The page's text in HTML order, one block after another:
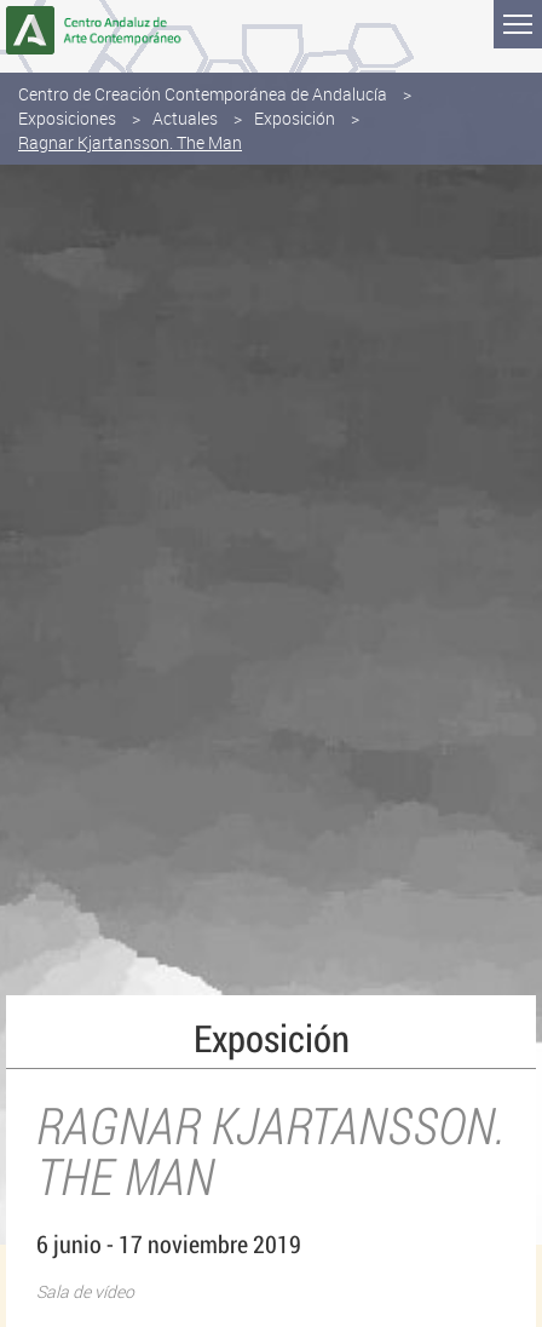
Saltar al contenido
Centro de Creación Contemporánea de Andalucía
Exposiciones
Actuales
Exposición
Ragnar Kjartansson. The Man
Exposición
RAGNAR KJARTANSSON.
THE MAN
6 junio - 17 noviembre 2019
Sala de vídeo